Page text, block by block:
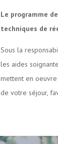
Le programme
techniques de
Sous la
les aides
mettent en
de votre séjour,